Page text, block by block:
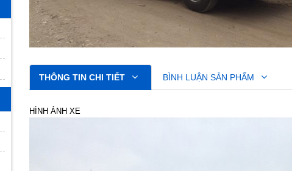
THÔNG TIN CHI TIẾT BÌNH LUẬN SẢN PHẨM
HÌNH ẢNH XE